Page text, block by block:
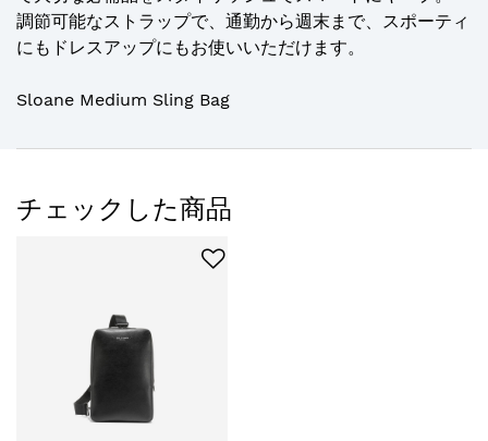
調節可能なストラップで、通勤から週末まで、スポーティ
にもドレスアップにもお使いいただけます。
Sloane Medium Sling Bag
チェックした商品